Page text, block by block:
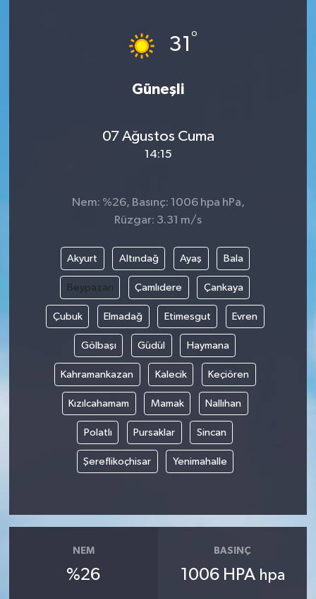
31 °
Güneşli
07 Ağustos Cuma
14:15
Nem: %26, Basınç: 1006 hpa hPa,
Rüzgar: 3.31 m/s
Akyurt Altındağ Ayaş Bala
Beypazarı Çamlıdere Çankaya
Çubuk Elmadağ Etimesgut Evren
Gölbaşı Güdül Haymana
Kahramankazan Kalecik Keçiören
Kızılcahamam Mamak Nallıhan
Polatlı Pursaklar Sincan
Şereflikoçhisar Yenimahalle
NEM
%26
BASINÇ
1006 HPA hpa
Yüksek İstişare Kurulu